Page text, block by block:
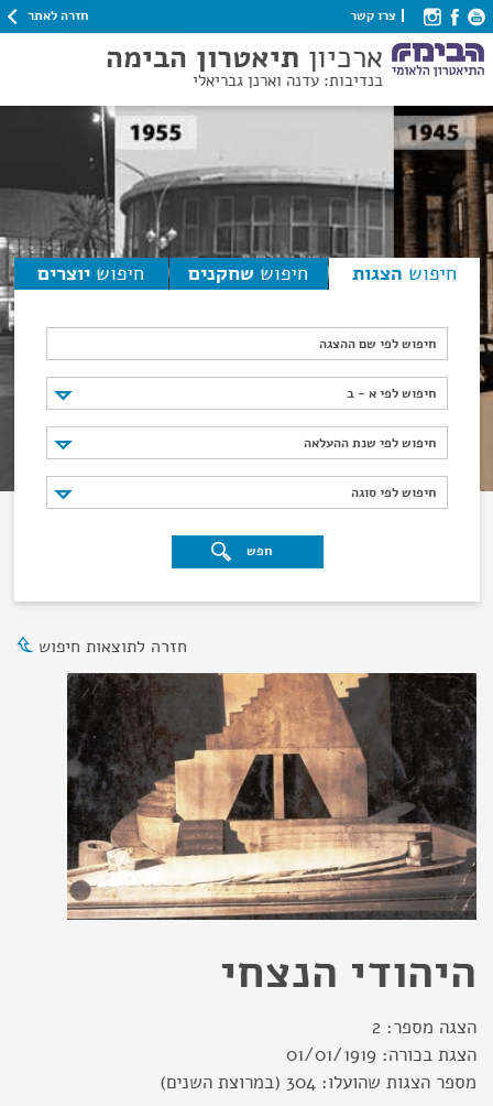
צרו קשר חזרה לאתר
ארכיוןתיאטרון הבימה
בנדיבות: עדנה וארנן גבריאלי
חיפוש הצגות חיפוש שחקנים חיפוש יוצרים
חיפוש לפי שם ההצגה
חיפוש לפי א - ב
חיפוש לפי א - ב
חיפוש לפי שנת ההעלאה
חיפוש לפי שנת ההעלאה
חיפוש לפי סוגה
חיפוש לפי סוגה
חפש
חזרה לתוצאות חיפוש
היהודי הנצחי
הצגה מספר: 2
הצגת בכורה: 01/01/1919
מספר הצגות שהועלו: 304 (במרוצת השנים)